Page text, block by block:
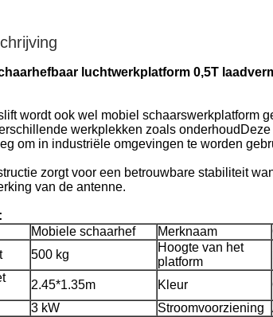
luchtwerkplatform 0,5T
wordt ook wel mobiel schaarswerkplatform
werkplekken zoals
om in industriële omgevingen te worden
zorgt voor een betrouwbare stabiliteit
van de antenne.
Mobiele schaarhef Merknaam
500 kg
Hoogte van het
platform
2.45*1.35m Kleur
3 kW Stroomvoorziening